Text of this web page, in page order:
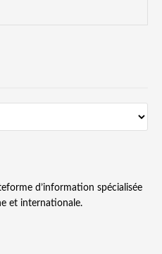
d’information spécialisée
et internationale.